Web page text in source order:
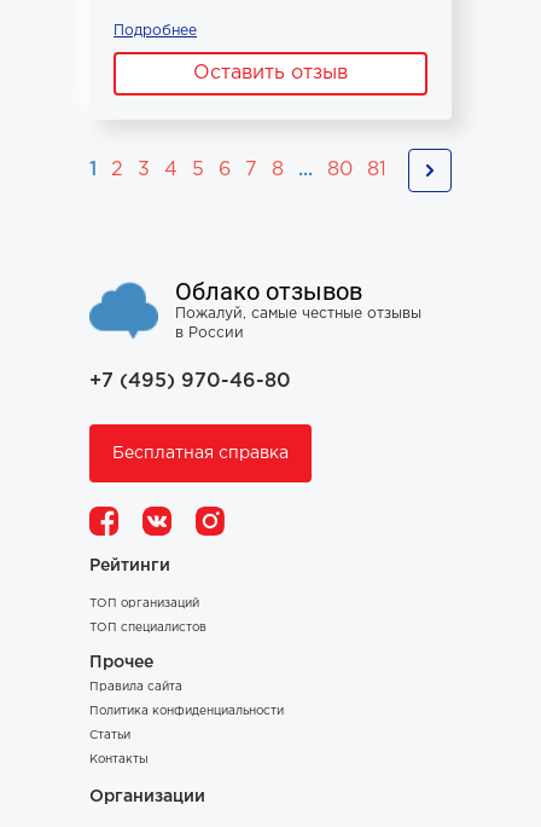
Подробнее
Оставить отзыв
1 2 3 4 5 6 7 8 ... 80 81
Облако отзывов
Пожалуй, самые честные отзывы
в России
+7 (495) 970-46-80
Бесплатная справка
Рейтинги
ТОП организаций
ТОП специалистов
Прочее
Правила сайта
Политика конфиденциальности
Статьи
Контакты
Организации